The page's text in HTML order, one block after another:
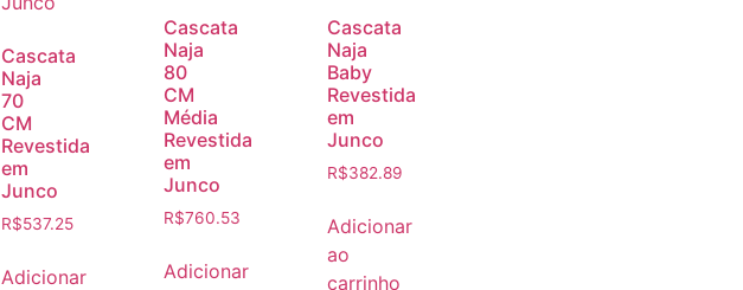
Cascata
Naja
70
CM
Revestida
em
Junco
R$537.25
Adicionar
Cascata
Naja
80
CM
Média
Revestida
em
Junco
R$760.53
Adicionar
Cascata
Naja
Baby
Revestida
em
Junco
R$382.89
Adicionar
ao
carrinho